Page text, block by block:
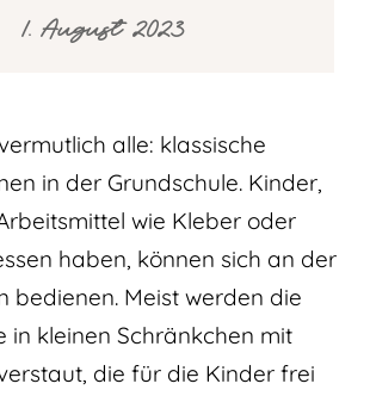
1. August 2023
alle: klassische
in der Grundschule. Kinder,
wie Kleber oder
haben, können sich an der
bedienen. Meist werden die
in kleinen Schränkchen mit
die für die Kinder frei